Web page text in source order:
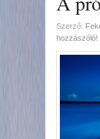
Szerző:
hozzászóló!